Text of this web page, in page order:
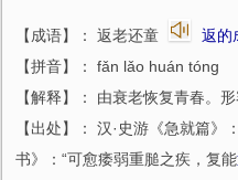
【成语】： 返老还童 返的
【拼音】： fǎn lǎo huán tóng
【解释】： 由衰老恢复青春。
【出处】： 汉·史游《急就篇》
书》：“可愈痿弱重膇之疾，复能